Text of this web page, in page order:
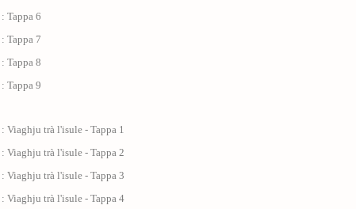
Tappa 6
Tappa 7
Tappa 8
Tappa 9
Viaghju trà l'isule - Tappa 1
Viaghju trà l'isule - Tappa 2
Viaghju trà l'isule - Tappa 3
Viaghju trà l'isule - Tappa 4